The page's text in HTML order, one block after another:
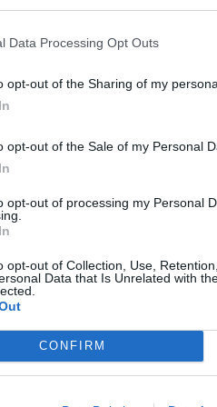
Data Processing Opt Outs
opt-out of the Sharing of my
opt-out of the Sale of my Personal
opt-out of processing my Personal
opt-out of Collection, Use,
Data that Is Unrelated with
CONFIRM
και ως εκ
μας σε στάδιο
που κλήθηκε να
φωτιάς στην Κινέτα του
περιπολία τα οποία ο
υπήρχε κάποιο εναέριο
βαθμού
καπνό και να χτυπήσει
τόνισε λέγοντας πως ο
φωτιά. Όπως κατέθεσε,